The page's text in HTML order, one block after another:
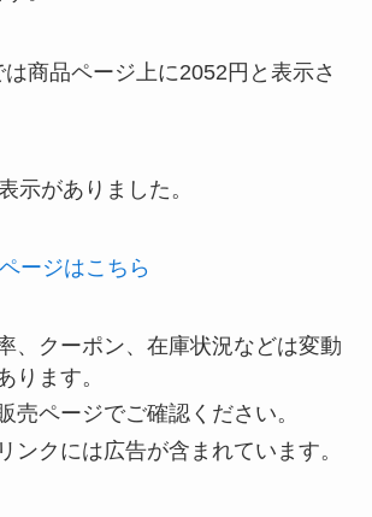
商品ページ上に2052円と表示さ
示がありました。
ージはこちら
、クーポン、在庫状況などは変動
ります。
売ページでご確認ください。
ンクには広告が含まれています。